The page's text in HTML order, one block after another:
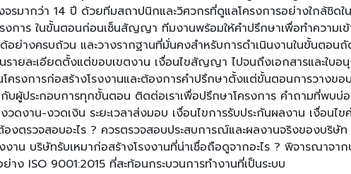
จรมากว่า 14 ปี ด้วยทีมสถาปนิกและวิศวกรที่ดูแลโครงการอย่างใกล้ชิ
การ ในขั้นตอนก่อนเซ็นสัญญา ทีมงานพร้อมให้คำปรึกษาเพื่อทำความเ
ย่างครบถ้วน และวางรากฐานที่มั่นคงสำหรับการดำเนินงานในขั้นตอ
ายละเอียดตั้งแต่ขอบเขตงาน เงื่อนไขสัญญา ไปจนถึงเอกสารและใบอ
โครงการก่อสร้างโรงงานและต้องการคำปรึกษาตั้งแต่ขั้นตอนการวา
บผู้ประกอบการทุกขั้นตอน ติดต่อเราเพื่อปรึกษาโครงการ คำถามที่พบ
งาน-งวดเงิน ระยะเวลาส่งมอบ เงื่อนไขการรับประกันผลงาน เงื่อน
ตรวจสอบอะไร ? ควรตรวจสอบประสบการณ์และผลงานจริงของบริ
าน บริษัทรับเหมาก่อสร้างโรงงานที่น่าเชื่อถือดูจากอะไร ? พิจารณาจ
ISO 9001:2015 ที่สะท้อนกระบวนการทำงานที่เป็นระบบ